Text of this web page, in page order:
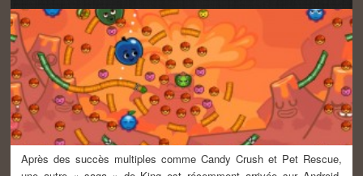
Après des succès multiples comme Candy Crush et Pet Rescue,